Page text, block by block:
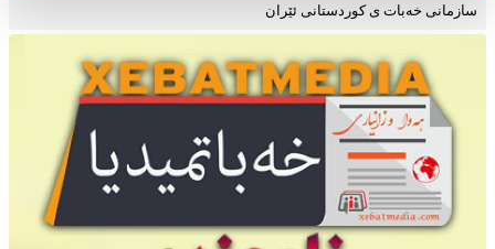
سازمانی خەبات ی کوردستانی ئێران